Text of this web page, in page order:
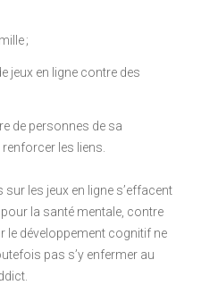
;
jeux en ligne contre des
de personnes de sa
les liens.
les jeux en ligne s’effacent
la santé mentale, contre
le développement cognitif ne
pas s’y enfermer au